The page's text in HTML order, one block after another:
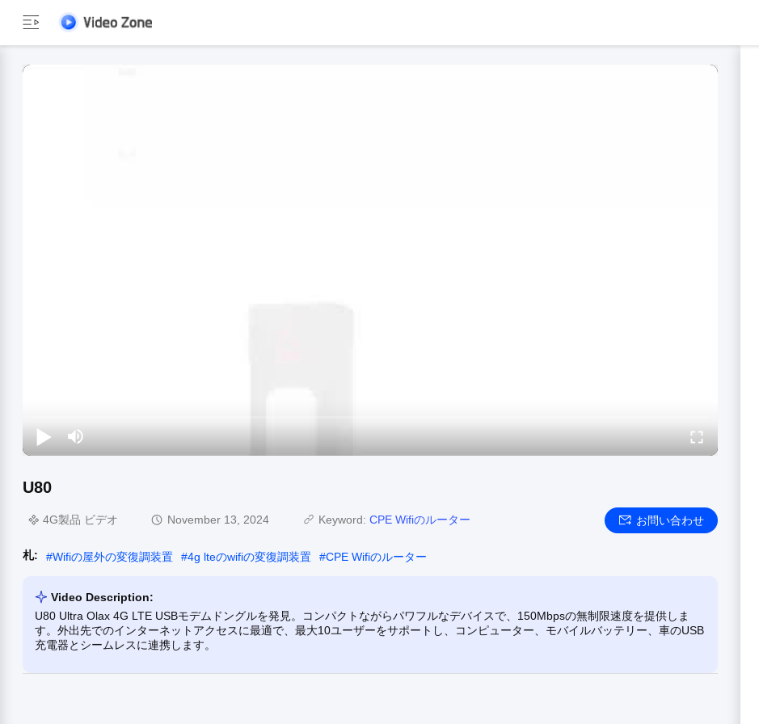
U80
4G製品 ビデオ November 13, 2024 Keyword: CPE Wifiのルーター お問い合わせ
札: #Wifiの屋外の変復調装置 #4g lteのwifiの変復調装置 #CPE Wifiのルーター
Video Description:
U80 Ultra Olax 4G LTE USBモデムドングルを発見。コンパクトながらパワフルなデバイスで、150Mbpsの無制限速度を提供しま
す。外出先でのインターネットアクセスに最適で、最大10ユーザーをサポートし、コンピューター、モバイルバッテリー、車のUSB
充電器とシームレスに連携します。